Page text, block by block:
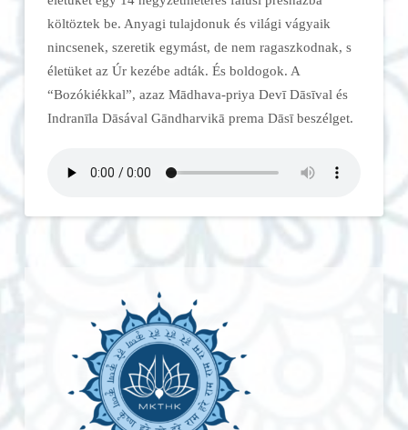
költöztek be. Anyagi tulajdonuk és világi vágyaik
nincsenek, szeretik egymást, de nem ragaszkodnak, s
életüket az Úr kezébe adták. És boldogok. A
“Bozókiékkal”, azaz Mādhava-priya Devī Dāsīval és
Indranīla Dāsával Gāndharvikā prema Dāsī beszélget.